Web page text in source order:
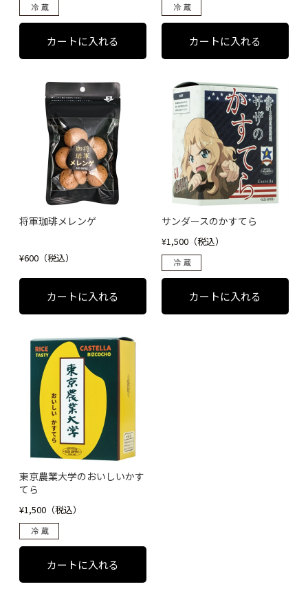
将軍珈琲メレンゲ
¥600（税込）
サンダースのかすてら
¥1,500（税込）
東京農業大学のおいしいかす
てら
¥1,500（税込）